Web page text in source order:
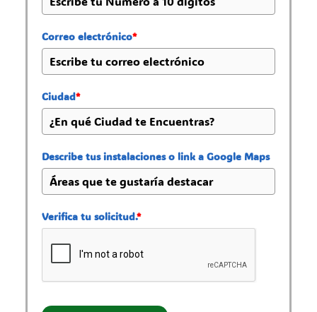
Correo electrónico*
Ciudad*
Describe tus instalaciones o link a Google Maps
Verifica tu solicitud.*